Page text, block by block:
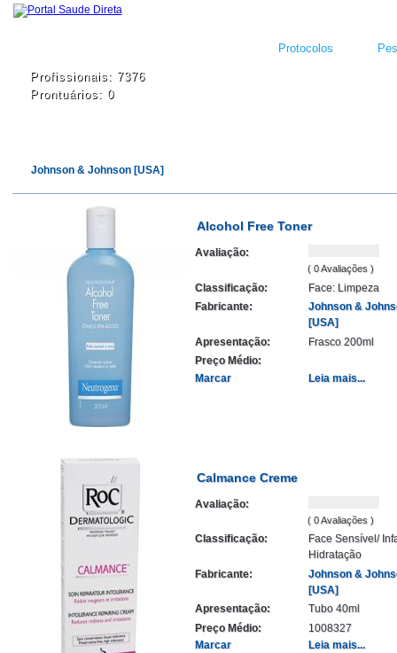
Protocolos
Profissionais: 7376
Prontuários: 0
Johnson & Johnson [USA]
Alcohol Free Toner
Avaliação:
( 0 Avaliações )
Classificação:
Face: Limpeza
Fabricante:
Johnson &
[USA]
Apresentação:
Frasco 200ml
Preço Médio:
Marcar
Leia mais...
Calmance Creme
Avaliação:
( 0 Avaliações )
Classificação:
Face Sensível/
Hidratação
Fabricante:
Johnson &
[USA]
Apresentação:
Tubo 40ml
Preço Médio:
1008327
Marcar
Leia mais...